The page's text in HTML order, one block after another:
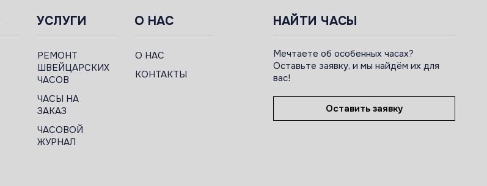
УСЛУГИ
РЕМОНТ
ШВЕЙЦАРСКИХ
ЧАСОВ
ЧАСЫ НА
ЗАКАЗ
ЧАСОВОЙ
ЖУРНАЛ
О НАС
О НАС
КОНТАКТЫ
НАЙТИ ЧАСЫ
Мечтаете об особенных часах?
Оставьте заявку, и мы найдём их для
вас!
Оставить заявку